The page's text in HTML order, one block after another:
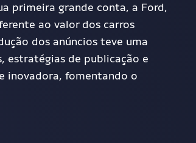
primeira grande conta, a Ford,
ao valor dos carros
dos anúncios teve uma
estratégias de publicação e
inovadora, fomentando o